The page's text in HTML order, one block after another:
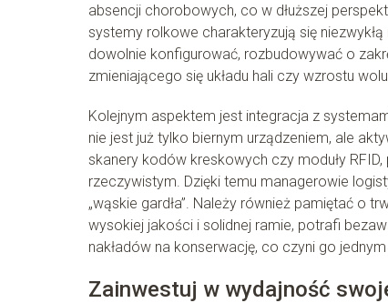
absencji chorobowych, co w dłuższej
systemy rolkowe charakteryzują się
dowolnie konfigurować, rozbudowywać o
zmieniającego się układu hali czy wzrostu
Kolejnym aspektem jest integracja z
nie jest już tylko biernym urządzeniem, ale
skanery kodów kreskowych czy moduły
rzeczywistym. Dzięki temu managerowie
„wąskie gardła”. Należy również pamiętać o
wysokiej jakości i solidnej ramie, potrafi
nakładów na konserwację, co czyni go
Zainwestuj w wydajność